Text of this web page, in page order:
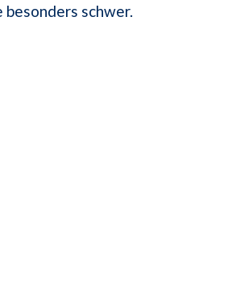
besonders schwer.